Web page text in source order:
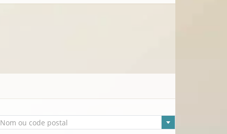
sélectionnée
Nom ou code postal